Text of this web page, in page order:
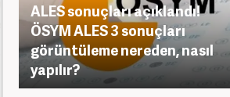
ALES sonuçları açıklandı!
ÖSYM ALES 3 sonuçları
görüntüleme nereden, nasıl
yapılır?